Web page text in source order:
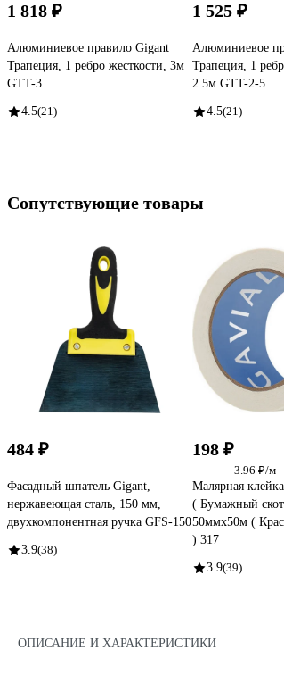
1 818 ₽
Алюминиевое правило Gigant
Трапеция, 1 ребро жесткости, 3м
GTT-3
4.5(21)
1 525 ₽
Алюминиевое
Трапеция, 1
2.5м GTT-2-5
4.5(21)
Сопутствующие товары
484 ₽
Фасадный шпатель Gigant,
нержавеющая сталь, 150 мм,
двухкомпонентная ручка GFS-150
3.9(38)
198 ₽
3.96 ₽/м
Малярная
( Бумажный
50ммх50м (
) 317
3.9(39)
ОПИСАНИЕ И ХАРАКТЕРИСТИКИ